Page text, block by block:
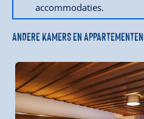
accommodaties.
ANDERE KAMERS EN APPARTEMENTEN